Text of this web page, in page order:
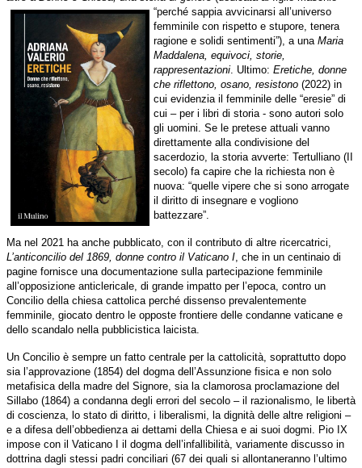
“perché sappia avvicinarsi all’universo
femminile con rispetto e stupore, tenera
ragione e solidi sentimenti”), a unaMaria
Maddalena, equivoci, storie,
rappresentazioni. Ultimo: Eretiche, donne
che riflettono, osano, resistono (2022) in
cui evidenzia il femminile delle “eresie” di
cui – per i libri di storia - sono autori solo
gli uomini. Se le pretese attuali vanno
direttamente alla condivisione del
sacerdozio, la storia avverte: Tertulliano (II
secolo) fa capire che la richiesta non è
nuova: “quelle vipere che si sono arrogate
il diritto di insegnare e vogliono
battezzare”.
Ma nel 2021 ha anche pubblicato, con il contributo di altre ricercatrici,
L’anticoncilio del 1869, donne contro il Vaticano I, che in un centinaio di
pagine fornisce una documentazione sulla partecipazione femminile
all’opposizione anticlericale, di grande impatto per l’epoca, contro un
Concilio della chiesa cattolica perché dissenso prevalentemente
femminile, giocato dentro le opposte frontiere delle condanne vaticane e
dello scandalo nella pubblicistica laicista.
Un Concilio è sempre un fatto centrale per la cattolicità, soprattutto dopo
sia l’approvazione (1854) del dogma dell’Assunzione fisica e non solo
metafisica della madre del Signore, sia la clamorosa proclamazione del
Sillabo (1864) a condanna degli errori del secolo – il razionalismo, le libertà
di coscienza, lo stato di diritto, i liberalismi, la dignità delle altre religioni –
e a difesa dell’obbedienza ai dettami della Chiesa e ai suoi dogmi. Pio IX
impose con il Vaticano I il dogma dell’infallibilità, variamente discusso in
dottrina dagli stessi padri conciliari (67 dei quali si allontaneranno l’ultimo